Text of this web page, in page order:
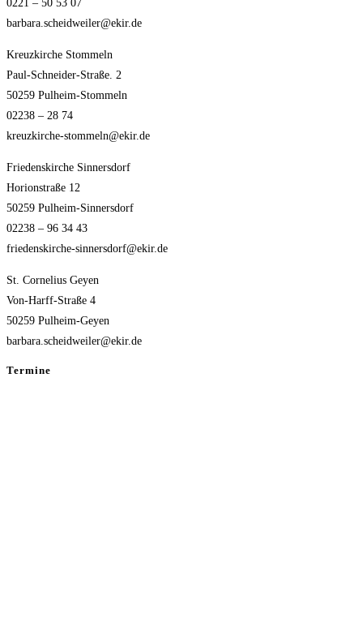
0221 – 50 53 07
barbara.scheidweiler@ekir.de
Kreuzkirche Stommeln
Paul-Schneider-Straße. 2
50259 Pulheim-Stommeln
02238 – 28 74
kreuzkirche-stommeln@ekir.de
Friedenskirche Sinnersdorf
Horionstraße 12
50259 Pulheim-Sinnersdorf
02238 – 96 34 43
friedenskirche-sinnersdorf@ekir.de
St. Cornelius Geyen
Von-Harff-Straße 4
50259 Pulheim-Geyen
barbara.scheidweiler@ekir.de
Termine